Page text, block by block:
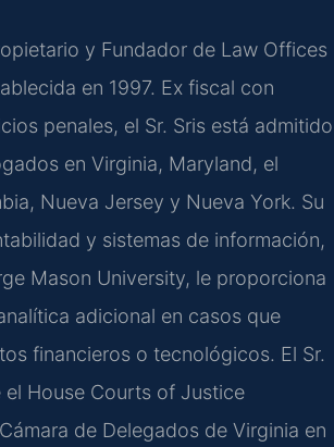
y Fundador de Law Offices
en 1997. Ex fiscal con
penales, el Sr. Sris está admitido
en Virginia, Maryland, el
Nueva Jersey y Nueva York. Su
y sistemas de información,
Mason University, le proporciona
adicional en casos que
financieros o tecnológicos. El Sr.
el House Courts of Justice
de Delegados de Virginia en